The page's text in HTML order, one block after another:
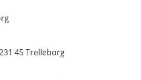
45 Trelleborg